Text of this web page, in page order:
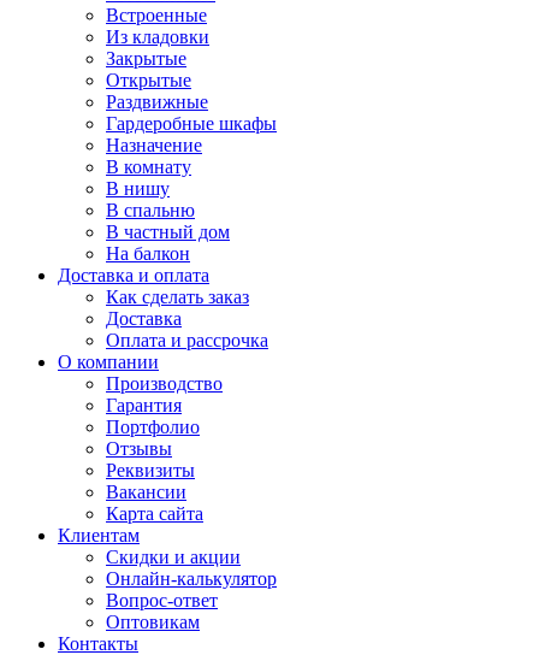
Встроенные
Из кладовки
Закрытые
Открытые
Раздвижные
Гардеробные шкафы
Назначение
В комнату
В нишу
В спальню
В частный дом
На балкон
Доставка и оплата
Как сделать заказ
Доставка
Оплата и рассрочка
О компании
Производство
Гарантия
Портфолио
Отзывы
Реквизиты
Вакансии
Карта сайта
Клиентам
Скидки и акции
Онлайн-калькулятор
Вопрос-ответ
Оптовикам
Контакты